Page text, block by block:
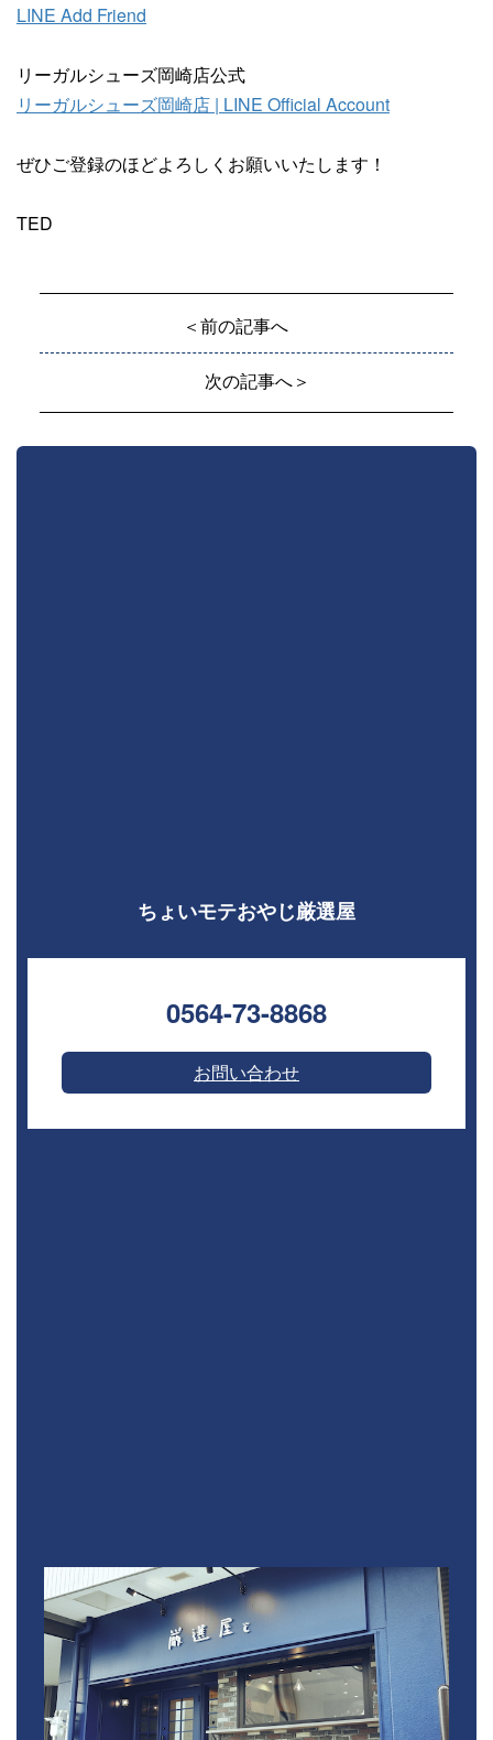
LINE Add Friend
リーガルシューズ岡崎店公式
リーガルシューズ岡崎店 | LINE Official Account
ぜひご登録のほどよろしくお願いいたします！
TED
＜前の記事へ
次の記事へ＞
ちょいモテおやじ厳選屋
0564-73-8868⁣
お問い合わせ